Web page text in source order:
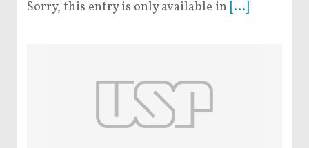
Sorry, this entry is only available in [...]